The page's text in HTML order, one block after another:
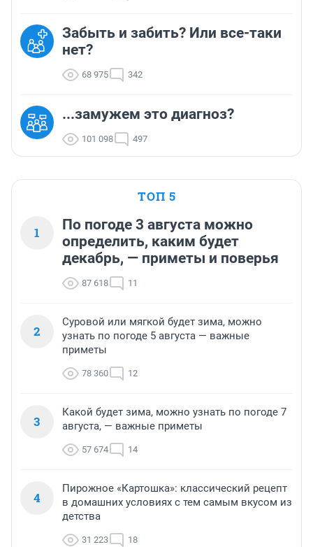
Забыть и забить? Или все-таки
нет?
68 975 342
...замужем это диагноз?
101 098 497
ТОП 5
1
По погоде 3 августа можно
определить, каким будет
декабрь, — приметы и поверья
87 618 11
2
Суровой или мягкой будет зима, можно
узнать по погоде 5 августа — важные
приметы
78 360 12
3
Какой будет зима, можно узнать по погоде 7
августа, — важные приметы
57 674 14
4
Пирожное «Картошка»: классический рецепт
в домашних условиях с тем самым вкусом из
детства
31 223 18